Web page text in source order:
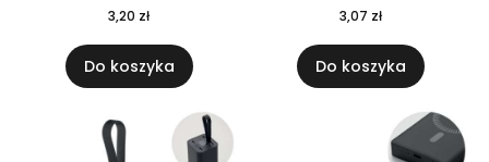
3,20 zł
Do koszyka
3,07 zł
Do koszyka